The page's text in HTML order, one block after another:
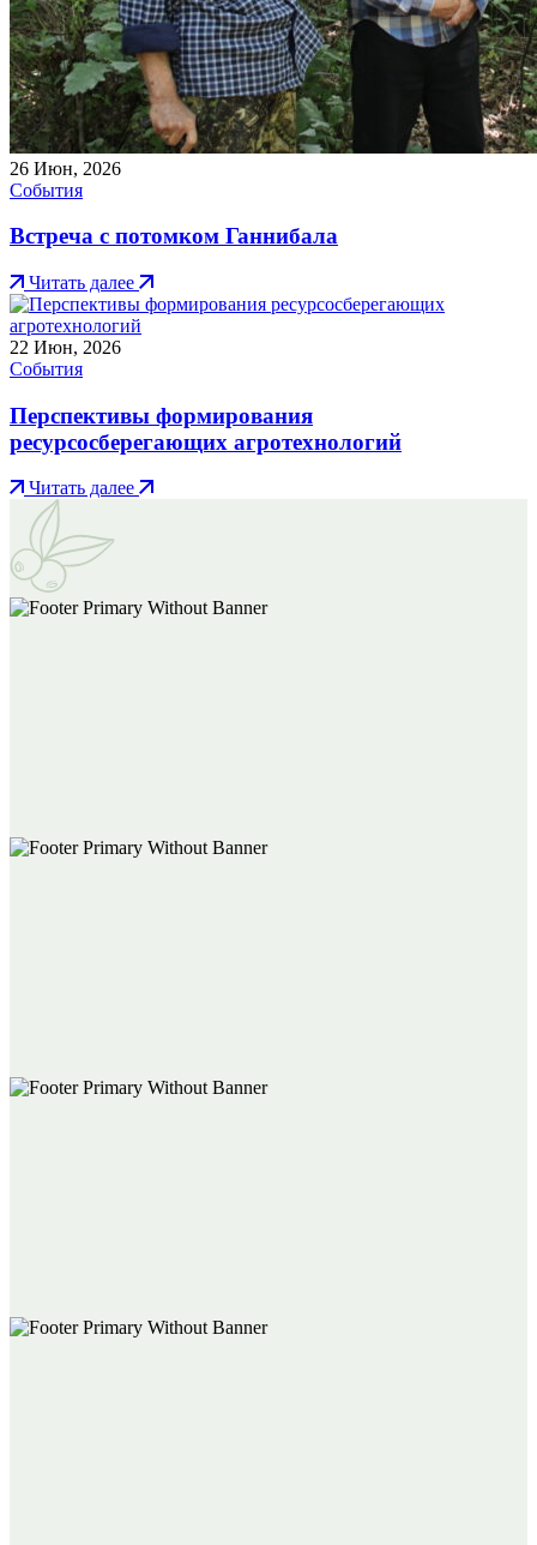
26 Июн, 2026
События
Встреча с потомком Ганнибала
Читать далее
22 Июн, 2026
События
Перспективы формирования
ресурсосберегающих агротехнологий
Читать далее